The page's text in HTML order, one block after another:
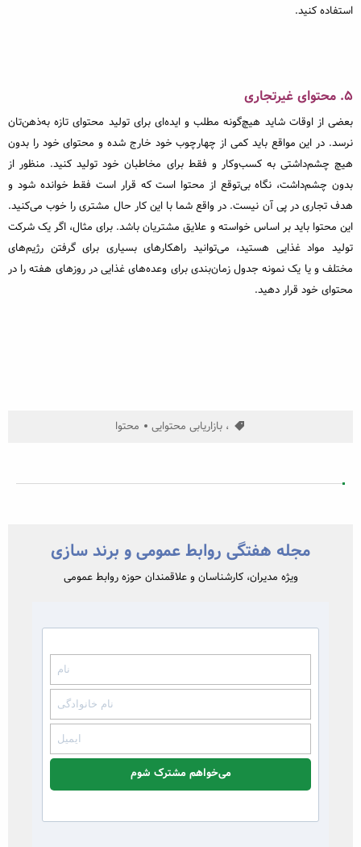
استفاده کنید.
۵. محتوای غیرتجاری
بعضی از اوقات شاید هیچ‌گونه مطلب و ایده‌ای برای تولید محتوای تازه به‌ذهن‌تان
نرسد. در این مواقع باید کمی از چهارچوب خود خارج شده و محتوای خود را بدون
هیچ چشم‌داشتی به کسب‌وکار و فقط برای مخاطبان خود تولید کنید. منظور از
بدون چشم‌داشت، نگاه بی‌توقع از محتوا است که قرار است فقط خوانده شود و
هدف تجاری در پی آن نیست. در واقع شما با این کار حال مشتری را خوب می‌کنید.
این محتوا باید بر اساس خواسته و علایق مشتریان باشد. برای مثال، اگر یک شرکت
تولید مواد غذایی هستید، می‌توانید راهکارهای بسیاری برای گرفتن رژیم‌های
مختلف و یا یک نمونه جدول زمان‌بندی برای وعده‌های غذایی در روزهای هفته را در
محتوای خود قرار دهید.
، بازاریابی محتوایی محتوا
مجله هفتگی روابط عمومی و برند سازی
ویژه مدیران، کارشناسان و علاقمندان حوزه روابط عمومی
می‌خواهم مشترک شوم